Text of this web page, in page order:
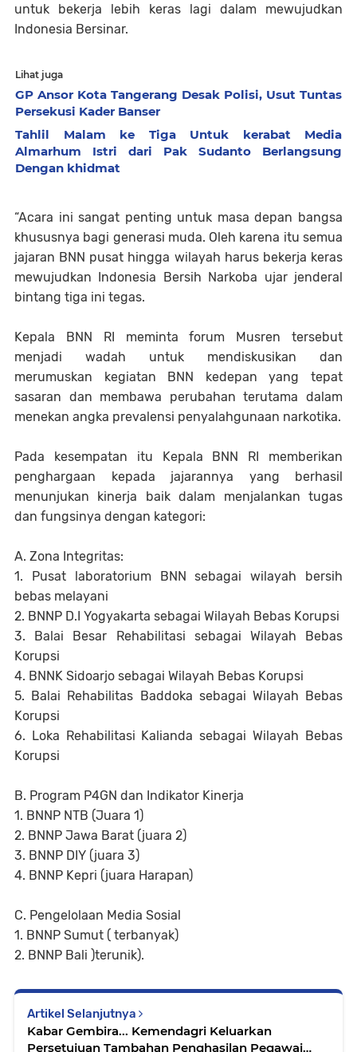
untuk bekerja lebih keras lagi dalam mewujudkan
Indonesia Bersinar.
Lihat juga
GP Ansor Kota Tangerang Desak Polisi, Usut Tuntas
Persekusi Kader Banser
Tahlil Malam ke Tiga Untuk kerabat Media
Almarhum Istri dari Pak Sudanto Berlangsung
Dengan khidmat
“Acara ini sangat penting untuk masa depan bangsa
khususnya bagi generasi muda. Oleh karena itu semua
jajaran BNN pusat hingga wilayah harus bekerja keras
mewujudkan Indonesia Bersih Narkoba ujar jenderal
bintang tiga ini tegas.
Kepala BNN RI meminta forum Musren tersebut
menjadi wadah untuk mendiskusikan dan
merumuskan kegiatan BNN kedepan yang tepat
sasaran dan membawa perubahan terutama dalam
menekan angka prevalensi penyalahgunaan narkotika.
Pada kesempatan itu Kepala BNN RI memberikan
penghargaan kepada jajarannya yang berhasil
menunjukan kinerja baik dalam menjalankan tugas
dan fungsinya dengan kategori:
A. Zona Integritas:
1. Pusat laboratorium BNN sebagai wilayah bersih
bebas melayani
2. BNNP D.I Yogyakarta sebagai Wilayah Bebas Korupsi
3. Balai Besar Rehabilitasi sebagai Wilayah Bebas
Korupsi
4. BNNK Sidoarjo sebagai Wilayah Bebas Korupsi
5. Balai Rehabilitas Baddoka sebagai Wilayah Bebas
Korupsi
6. Loka Rehabilitasi Kalianda sebagai Wilayah Bebas
Korupsi
B. Program P4GN dan Indikator Kinerja
1. BNNP NTB (Juara 1)
2. BNNP Jawa Barat (juara 2)
3. BNNP DIY (juara 3)
4. BNNP Kepri (juara Harapan)
C. Pengelolaan Media Sosial
1. BNNP Sumut ( terbanyak)
2. BNNP Bali )terunik).
Artikel Selanjutnya
Kabar Gembira... Kemendagri Keluarkan
Persetujuan Tambahan Penghasilan Pegawai